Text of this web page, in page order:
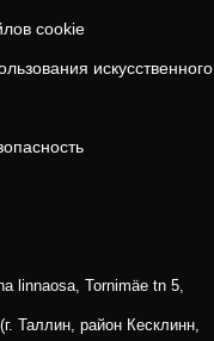
cookie
искусственного
linnaosa, Tornimäe tn 5,
Таллин, район Кесклинн,